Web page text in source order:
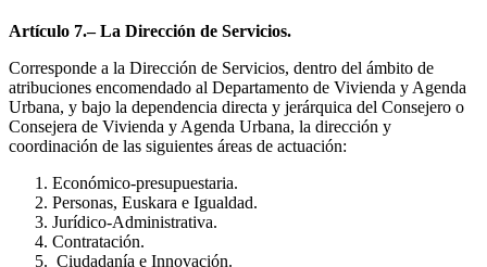
Artículo 7.– La Dirección de Servicios.
Corresponde a la Dirección de Servicios, dentro del ámbito de
atribuciones encomendado al Departamento de Vivienda y Agenda
Urbana, y bajo la dependencia directa y jerárquica del Consejero o
Consejera de Vivienda y Agenda Urbana, la dirección y
coordinación de las siguientes áreas de actuación:
Económico-presupuestaria.
Personas, Euskara e Igualdad.
Jurídico-Administrativa.
Contratación.
Ciudadanía e Innovación.